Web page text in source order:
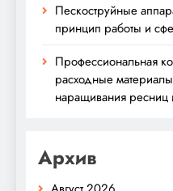
Пескоструйные
принцип работы и
Профессиональная
расходные
наращивания ресниц
Архив